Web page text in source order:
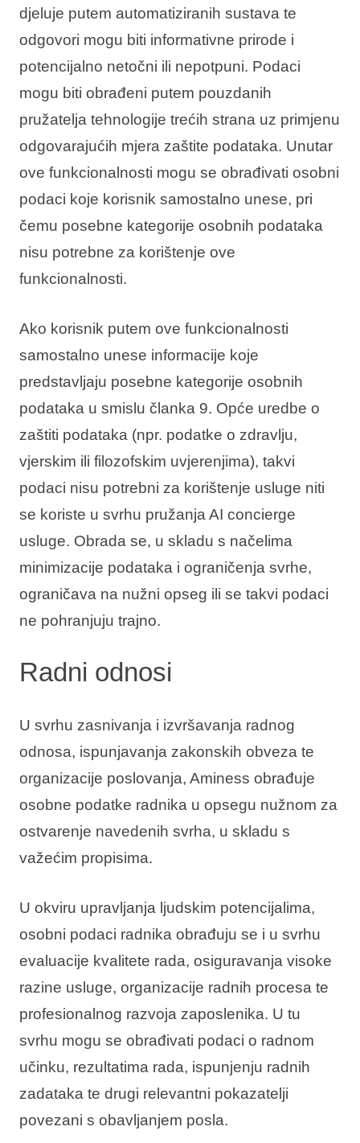
djeluje putem automatiziranih sustava te
odgovori mogu biti informativne prirode i
potencijalno netočni ili nepotpuni. Podaci
mogu biti obrađeni putem pouzdanih
pružatelja tehnologije trećih strana uz primjenu
odgovarajućih mjera zaštite podataka. Unutar
ove funkcionalnosti mogu se obrađivati osobni
podaci koje korisnik samostalno unese, pri
čemu posebne kategorije osobnih podataka
nisu potrebne za korištenje ove
funkcionalnosti.
Ako korisnik putem ove funkcionalnosti
samostalno unese informacije koje
predstavljaju posebne kategorije osobnih
podataka u smislu članka 9. Opće uredbe o
zaštiti podataka (npr. podatke o zdravlju,
vjerskim ili filozofskim uvjerenjima), takvi
podaci nisu potrebni za korištenje usluge niti
se koriste u svrhu pružanja AI concierge
usluge. Obrada se, u skladu s načelima
minimizacije podataka i ograničenja svrhe,
ograničava na nužni opseg ili se takvi podaci
ne pohranjuju trajno.
Radni odnosi
U svrhu zasnivanja i izvršavanja radnog
odnosa, ispunjavanja zakonskih obveza te
organizacije poslovanja, Aminess obrađuje
osobne podatke radnika u opsegu nužnom za
ostvarenje navedenih svrha, u skladu s
važećim propisima.
U okviru upravljanja ljudskim potencijalima,
osobni podaci radnika obrađuju se i u svrhu
evaluacije kvalitete rada, osiguravanja visoke
razine usluge, organizacije radnih procesa te
profesionalnog razvoja zaposlenika. U tu
svrhu mogu se obrađivati podaci o radnom
učinku, rezultatima rada, ispunjenju radnih
zadataka te drugi relevantni pokazatelji
povezani s obavljanjem posla.